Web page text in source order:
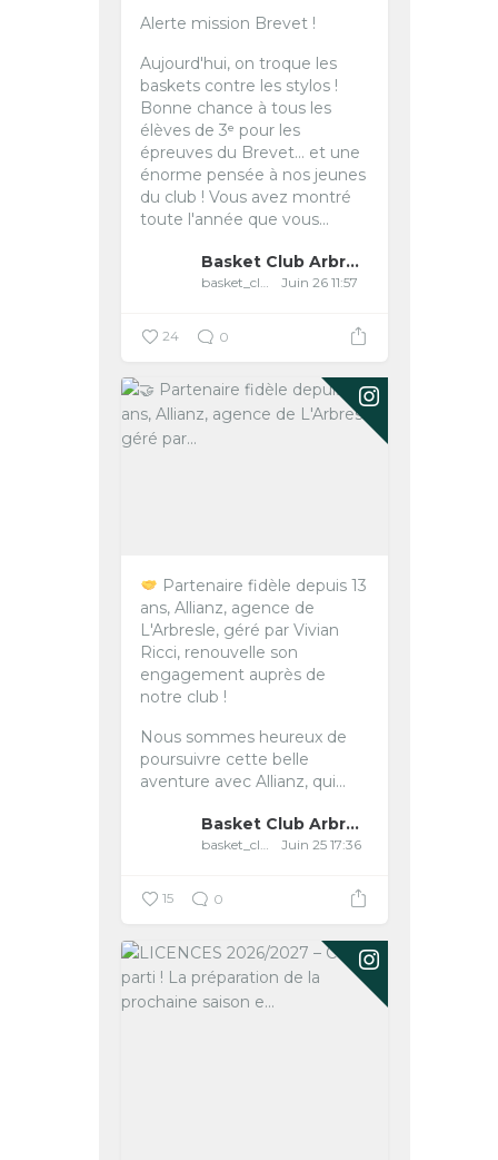
Alerte mission Brevet !
Aujourd'hui, on troque les
baskets contre les stylos ! ️
Bonne chance à tous les
élèves de 3ᵉ pour les
épreuves du Brevet… et une
énorme pensée à nos jeunes
du club ! Vous avez montré
toute l'année que vous...
Basket Club Arbreslois
basket_club_arbreslois Juin 26 11:57
24 0
Partenaire fidèle depuis 13
ans, Allianz, agence de
L'Arbresle, géré par Vivian
Ricci, renouvelle son
engagement auprès de
notre club !
Nous sommes heureux de
poursuivre cette belle
aventure avec Allianz, qui...
Basket Club Arbreslois
basket_club_arbreslois Juin 25 17:36
15 0